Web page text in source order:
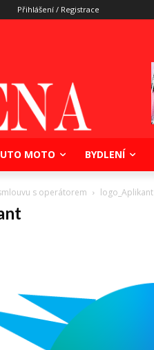
Přihlášení / Registrace
MOTO BYDLENÍ
s operátorem logo_Aplikant